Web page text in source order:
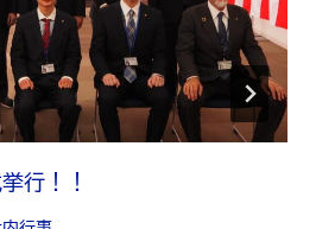
行！！